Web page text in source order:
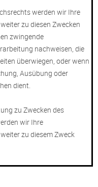
werden wir Ihre
zu diesen Zwecken
zwingende
nachweisen, die
überwiegen, oder wenn
Ausübung oder
dient.
zu Zwecken des
wir Ihre
zu diesem Zweck